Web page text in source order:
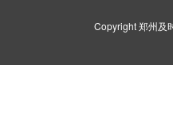
Copyright 郑州及